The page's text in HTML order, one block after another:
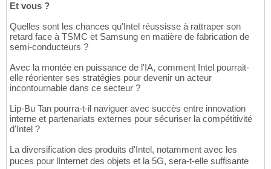
Et vous ?
Quelles sont les chances qu'Intel réussisse à rattraper son
retard face à TSMC et Samsung en matière de fabrication de
semi-conducteurs ?
Avec la montée en puissance de l'IA, comment Intel pourrait-
elle réorienter ses stratégies pour devenir un acteur
incontournable dans ce secteur ?
Lip-Bu Tan pourra-t-il naviguer avec succès entre innovation
interne et partenariats externes pour sécuriser la compétitivité
d'Intel ?
La diversification des produits d'Intel, notamment avec les
puces pour lInternet des objets et la 5G, sera-t-elle suffisante